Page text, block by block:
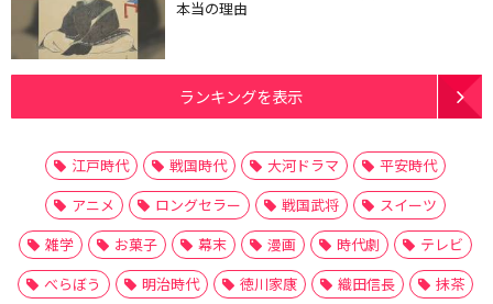
本当の理由
ランキングを表示
江戸時代 戦国時代 大河ドラマ
平安時代
アニメ
ロングセラー 戦国武将
スイーツ
雑学
お菓子 幕末 漫画 時代劇
テレビ
べらぼう
明治時代 徳川家康 織田信長
抹茶